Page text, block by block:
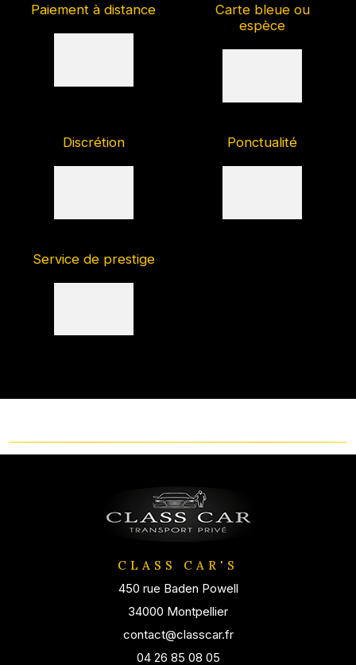
Paiement à distance
Carte bleue ou
espèce
Discrétion Ponctualité
Service de prestige
CLASS CAR'S
450 rue Baden Powell
34000 Montpellier
contact@classcar.fr
04 26 85 08 05